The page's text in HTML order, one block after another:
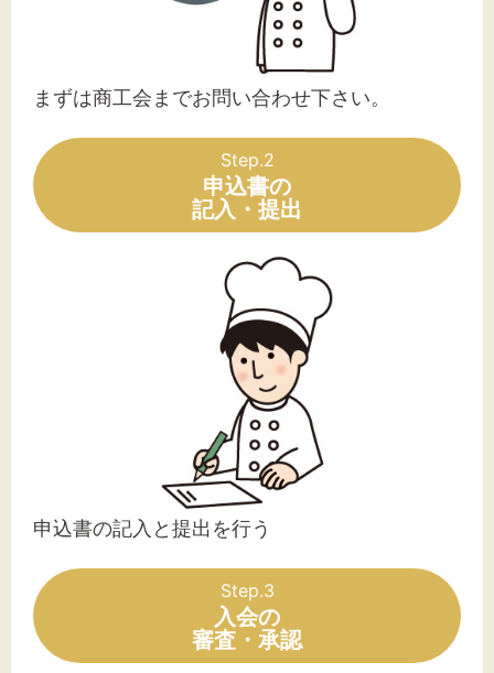
まずは商工会までお問い合わせ下さい。
Step.2
申込書の
記入・提出
申込書の記入と提出を行う
Step.3
入会の
審査・承認